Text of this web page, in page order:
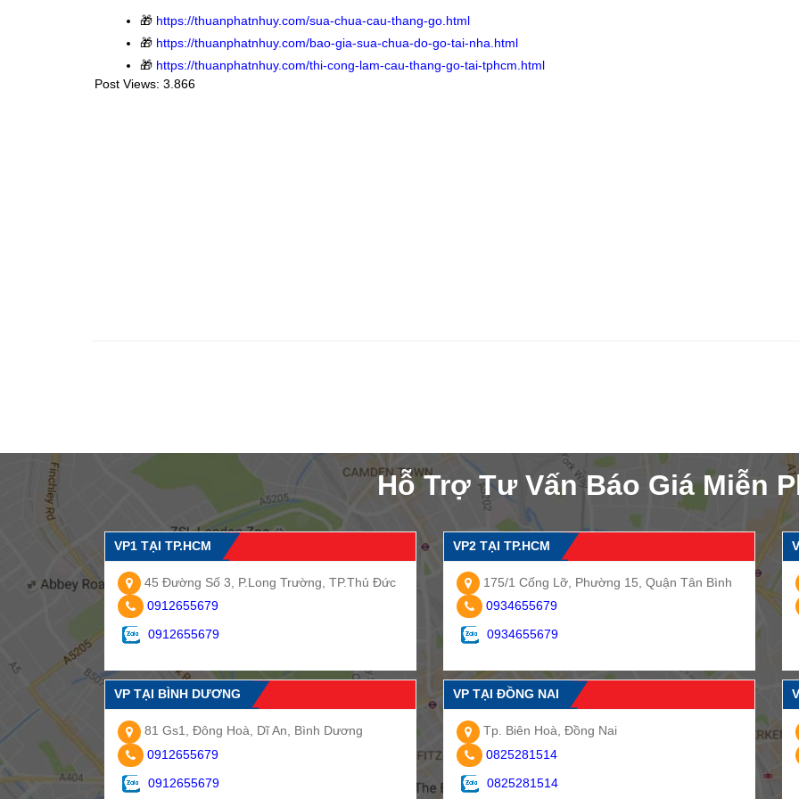
🎁 https://thuanphatnhuy.com/sua-chua-cau-thang-go.html
🎁 https://thuanphatnhuy.com/bao-gia-sua-chua-do-go-tai-nha.html
🎁 https://thuanphatnhuy.com/thi-cong-lam-cau-thang-go-tai-tphcm.html
Post Views: 3.866
Hỗ Trợ Tư Vấn Báo Giá Miễn
VP1 TẠI TP.HCM
45 Đường Số 3, P.Long Trường, TP.Thủ Đức
0912655679
0912655679
VP2 TẠI TP.HCM
175/1 Cống Lỡ, Phường 15, Quận Tân Bình
0934655679
0934655679
VP TẠI BÌNH DƯƠNG
81 Gs1, Đông Hoà, Dĩ An, Bình Dương
0912655679
0912655679
VP TẠI ĐỒNG NAI
Tp. Biên Hoà, Đồng Nai
0825281514
0825281514